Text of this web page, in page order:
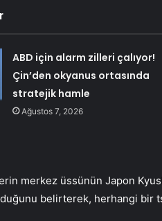
ABD için alarm zilleri çalıyor!
Çin’den okyanus ortasında
stratejik hamle
Ağustos 7, 2026
merkez üssünün Japon
belirterek, herhangi bir